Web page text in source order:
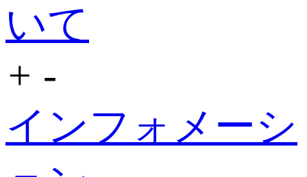
いて
+ -
インフォメーシ